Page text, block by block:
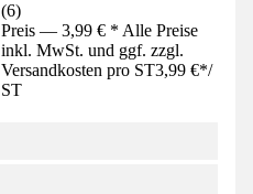
(6)
Preis — 3,99 € * Alle Preise
inkl. MwSt. und ggf. zzgl.
Versandkosten pro ST3,99 €*/
ST